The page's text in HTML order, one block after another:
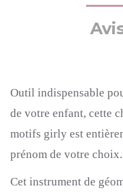
Outil indispensable
de votre enfant, cette
motifs girly est
prénom de votre choix.
Cet instrument de